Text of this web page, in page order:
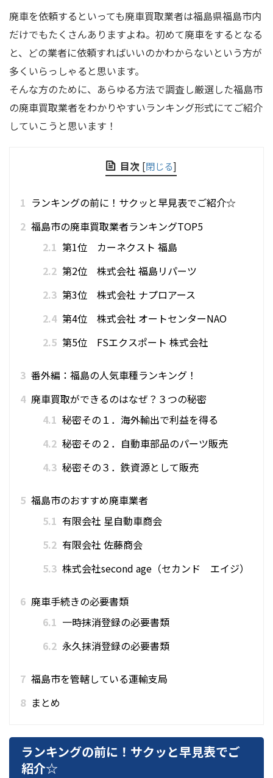
廃車を依頼するといっても廃車買取業者は福島県福島市内
だけでもたくさんありますよね。初めて廃車をするとなる
と、どの業者に依頼すればいいのかわからないという方が
多くいらっしゃると思います。
そんな方のために、あらゆる方法で調査し厳選した福島市
の廃車買取業者をわかりやすいランキング形式にてご紹介
していこうと思います！
目次 [閉じる]
1 ランキングの前に！サクッと早見表でご紹介☆
2 福島市の廃車買取業者ランキングTOP5
2.1 第1位 カーネクスト 福島
2.2 第2位 株式会社 福島リパーツ
2.3 第3位 株式会社 ナプロアース
2.4 第4位 株式会社 オートセンターNAO
2.5 第5位 FSエクスポート 株式会社
3 番外編：福島の人気車種ランキング！
4 廃車買取ができるのはなぜ？３つの秘密
4.1 秘密その１．海外輸出で利益を得る
4.2 秘密その２．自動車部品のパーツ販売
4.3 秘密その３．鉄資源として販売
5 福島市のおすすめ廃車業者
5.1 有限会社 星自動車商会
5.2 有限会社 佐藤商会
5.3 株式会社second age（セカンド エイジ）
6 廃車手続きの必要書類
6.1 一時抹消登録の必要書類
6.2 永久抹消登録の必要書類
7 福島市を管轄している運輸支局
8 まとめ
ランキングの前に！サクッと早見表でご
紹介☆